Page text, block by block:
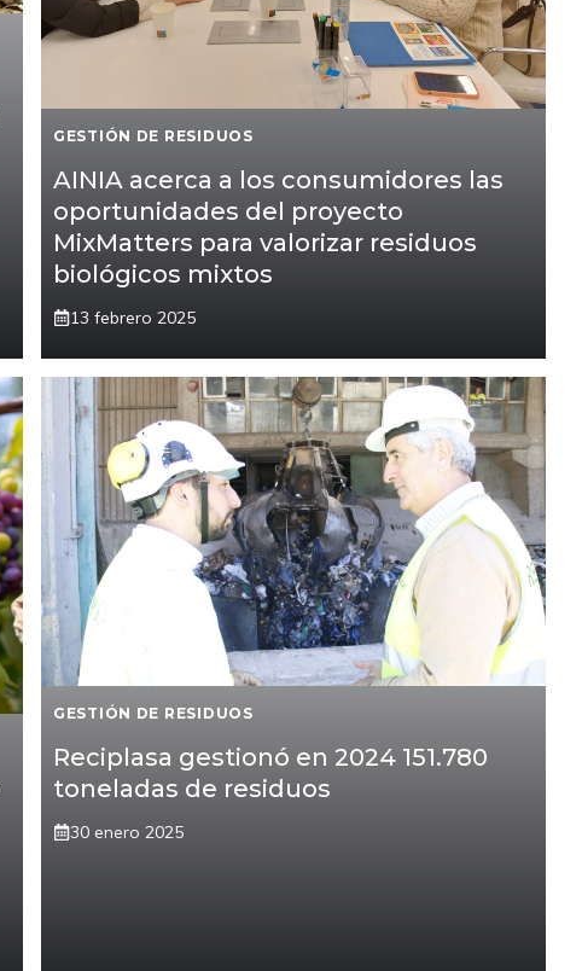
GESTIÓN DE RESIDUOS
AINIA acerca a los consumidores las
oportunidades del proyecto
MixMatters para valorizar residuos
biológicos mixtos
13 febrero 2025
GESTIÓN DE RESIDUOS
Reciplasa gestionó en 2024 151.780
toneladas de residuos
30 enero 2025